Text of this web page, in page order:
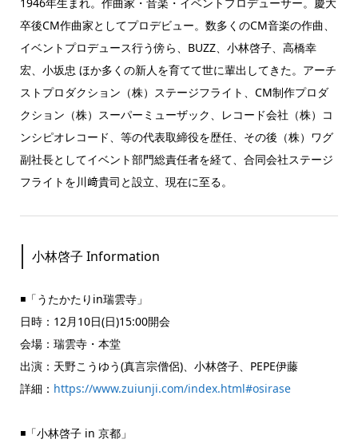
卒後CM作曲家としてプロデビュー。数多くのCM音楽の作曲、
イベントプロデュース行う傍ら、BUZZ、小林啓子、高橋幸
宏、小坂忠 ほか多くの新人を育てて世に輩出してきた。アーチ
ストプロダクション（株）ステージフライト、CM制作プロダ
クション（株）スーパーミューザック、レコード会社（株）コ
ンシピオレコード、等の代表取締役を歴任、その後（株）ワグ
副社長としてイベント部門総責任者を経て、合同会社ステージ
フライトを川﨑貴司と設立、現在に至る。
小林啓子 Information
◾️「うたかたりin瑞雲寺」
日時：12月10日(日)15:00開会
会場：瑞雲寺・本堂
出演：天野こうゆう(真言宗僧侶)、小林啓子、PEPE伊藤
詳細： https://www.zuiunji.com/index.html#osirase
◾️「小林啓子 in 京都」